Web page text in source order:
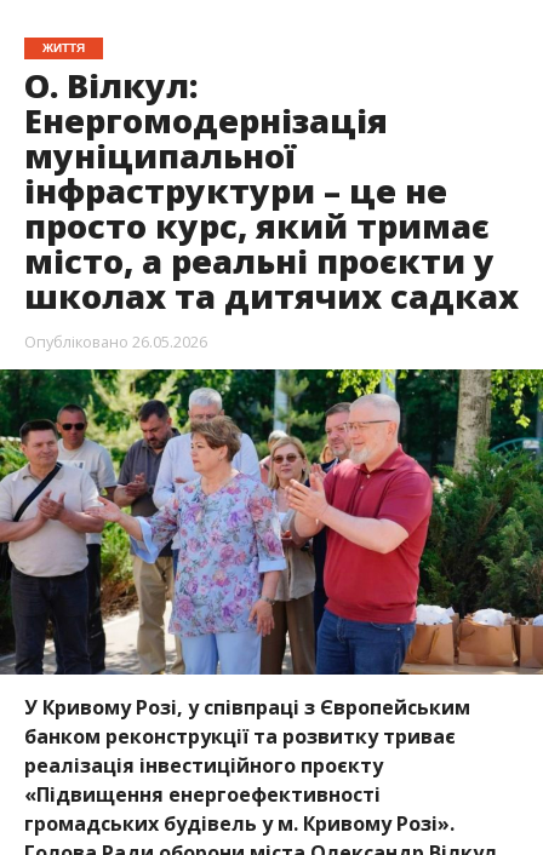
ЖИТТЯ
О. Вілкул:
Енергомодернізація
муніципальної
інфраструктури – це не
просто курс, який тримає
місто, а реальні проєкти у
школах та дитячих садках
Опубліковано 26.05.2026
У Кривому Розі, успівпраці з Європейським
банком реконструкції та розвитку триває
реалізація інвестиційного проєкту
«Підвищення енергоефективності
громадських будівель у м. Кривому Розі».